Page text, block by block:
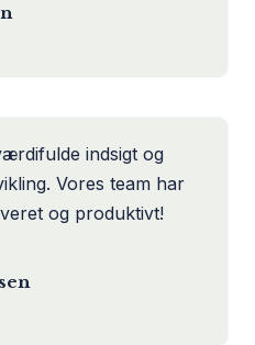
indsigt og
Vores team har
og produktivt!